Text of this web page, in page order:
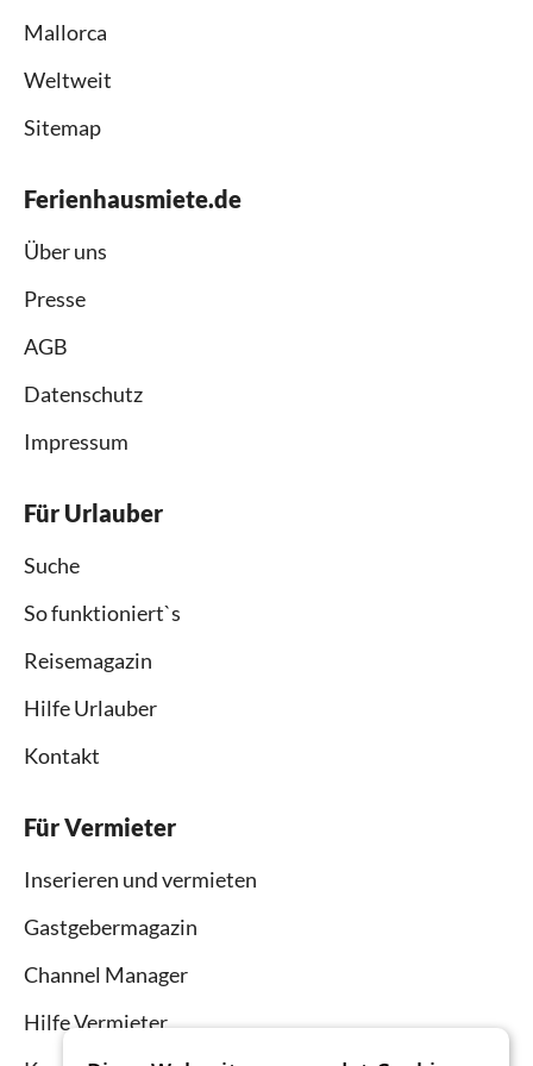
Mallorca
Weltweit
Sitemap
Ferienhausmiete.de
Über uns
Presse
AGB
Datenschutz
Impressum
Für Urlauber
Suche
So funktioniert`s
Reisemagazin
Hilfe Urlauber
Kontakt
Für Vermieter
Inserieren und vermieten
Gastgebermagazin
Channel Manager
Hilfe Vermieter